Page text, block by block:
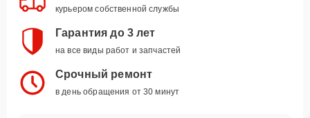
курьером собственной службы
Гарантия до 3 лет
на все виды работ и запчастей
Срочный ремонт
в день обращения от 30 минут